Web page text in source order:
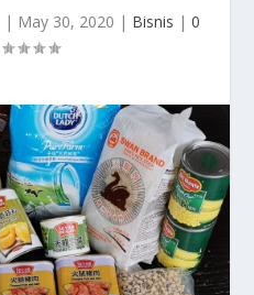
| May 30, 2020 | Bisnis | 0